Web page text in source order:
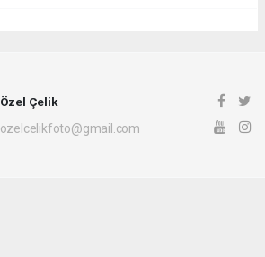
Özel Çelik
ozelcelikfoto@gmail.com